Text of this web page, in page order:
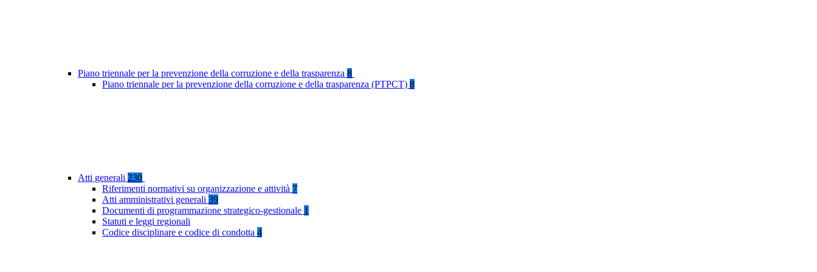
Piano triennale per la prevenzione della corruzione e della trasparenza 8
Piano triennale per la prevenzione della corruzione e della trasparenza (PTPCT) 8
Atti generali 230
Riferimenti normativi su organizzazione e attività 7
Atti amministrativi generali 39
Documenti di programmazione strategico-gestionale 1
Statuti e leggi regionali
Codice disciplinare e codice di condotta 4